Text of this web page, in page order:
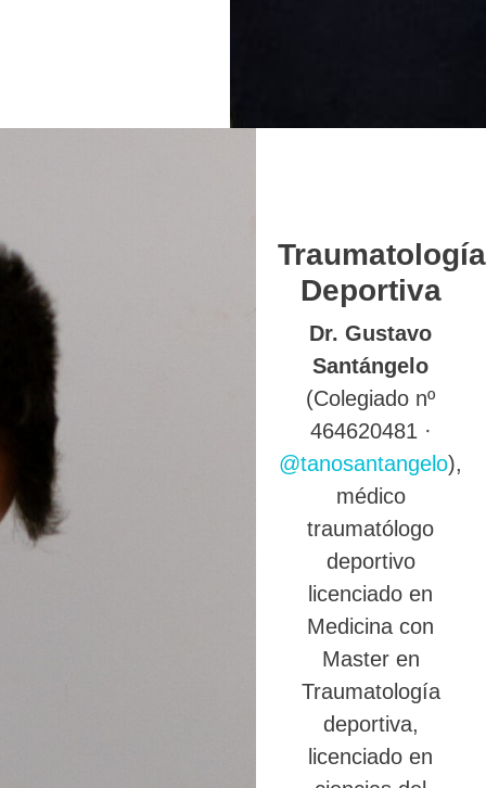
Traumatología
Deportiva
Dr. Gustavo
Santángelo
(Colegiado nº
464620481 ·
@tanosantangelo),
médico
traumatólogo
deportivo
licenciado en
Medicina con
Master en
Traumatología
deportiva,
licenciado en